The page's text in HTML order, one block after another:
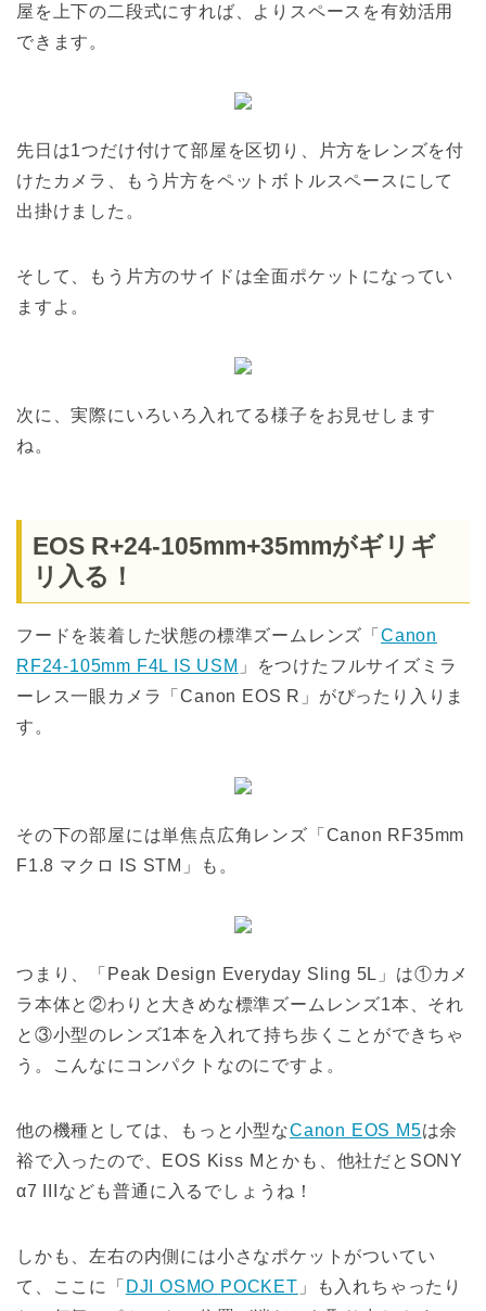
屋を上下の二段式にすれば、よりスペースを有効活用
できます。
先日は1つだけ付けて部屋を区切り、片方をレンズを付
けたカメラ、もう片方をペットボトルスペースにして
出掛けました。
そして、もう片方のサイドは全面ポケットになってい
ますよ。
次に、実際にいろいろ入れてる様子をお見せします
ね。
EOS R+24-105mm+35mmがギリギ
リ入る！
フードを装着した状態の標準ズームレンズ「 Canon
RF24-105mm F4L IS USM 」をつけたフルサイズミラ
ーレス一眼カメラ「Canon EOS R」がぴったり入りま
す。
その下の部屋には単焦点広角レンズ「Canon RF35mm
F1.8 マクロ IS STM」も。
つまり、「Peak Design Everyday Sling 5L」は①カメ
ラ本体と②わりと大きめな標準ズームレンズ1本、それ
と③小型のレンズ1本を入れて持ち歩くことができちゃ
う。こんなにコンパクトなのにですよ。
他の機種としては、もっと小型なCanon EOS M5は余
裕で入ったので、EOS Kiss Mとかも、他社だとSONY
α7 IIIなども普通に入るでしょうね！
しかも、左右の内側には小さなポケットがついてい
て、ここに「 DJI OSMO POCKET 」も入れちゃったり